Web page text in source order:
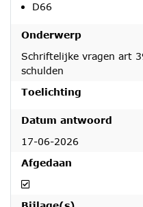
D66
Onderwerp
Schriftelijke vragen art
schulden
Toelichting
Datum antwoord
17-06-2026
Afgedaan
Afgedaan